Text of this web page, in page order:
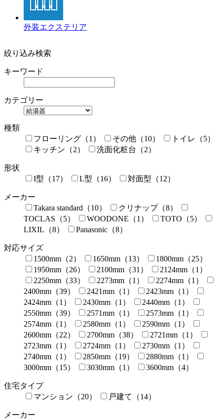
外装エクステリア
絞り込み検索
キーワード
カテゴリー
種類
フローリング（1）
その他（10）
トイレ（5）
キッチン（2）
洗面化粧台（2）
形状
I型（17）
L型（16） 対面型（12）
メーカー
Takara standard（10）
クリナップ（8）
TOCLAS（5）
WOODONE（1）
TOTO（5）
LIXIL（8）
Panasonic（8）
対応サイズ
1500mm（2）
1650mm（13）
1800mm（25）
1950mm（26）
2100mm（31）
2124mm（1）
2250mm（33）
2273mm（1）
2274mm（1）
2400mm（39）
2421mm（1）
2423mm（1）
2424mm（1）
2430mm（1）
2440mm（1）
2550mm（39）
2571mm（1）
2573mm（1）
2574mm（1）
2580mm（1）
2590mm（1）
2600mm（22）
2700mm（38）
2721mm（1）
2723mm（1）
2724mm（1）
2730mm（1）
2740mm（1）
2850mm（19）
2880mm（1）
3000mm（15）
3030mm（1） 3600mm（4）
住宅タイプ
マンション（20）
戸建て（14）
メーカー